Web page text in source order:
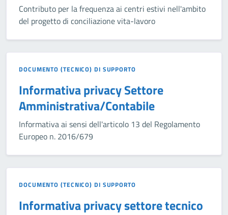
Contributo per la frequenza ai centri estivi nell'ambito
del progetto di conciliazione vita-lavoro
DOCUMENTO (TECNICO) DI SUPPORTO
Informativa privacy Settore
Amministrativa/Contabile
Informativa ai sensi dell'articolo 13 del Regolamento
Europeo n. 2016/679
DOCUMENTO (TECNICO) DI SUPPORTO
Informativa privacy settore tecnico